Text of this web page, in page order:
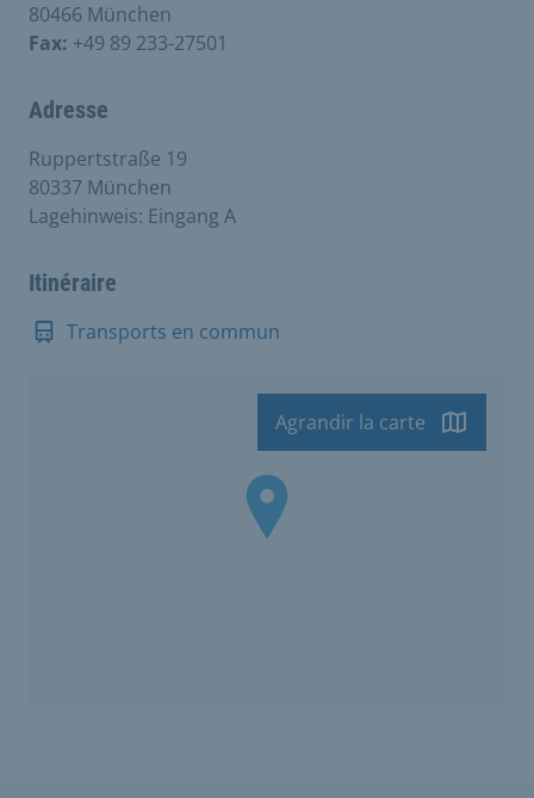
80466 München
Fax: +49 89 233-27501
Adresse
Ruppertstraße 19
80337 München
Lagehinweis: Eingang A
Itinéraire
Transports en commun
Agrandir la carte